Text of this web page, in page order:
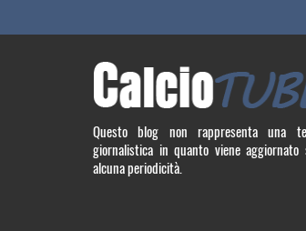
Questo blog non rappresenta una
giornalistica in quanto viene aggiornato
alcuna periodicità.